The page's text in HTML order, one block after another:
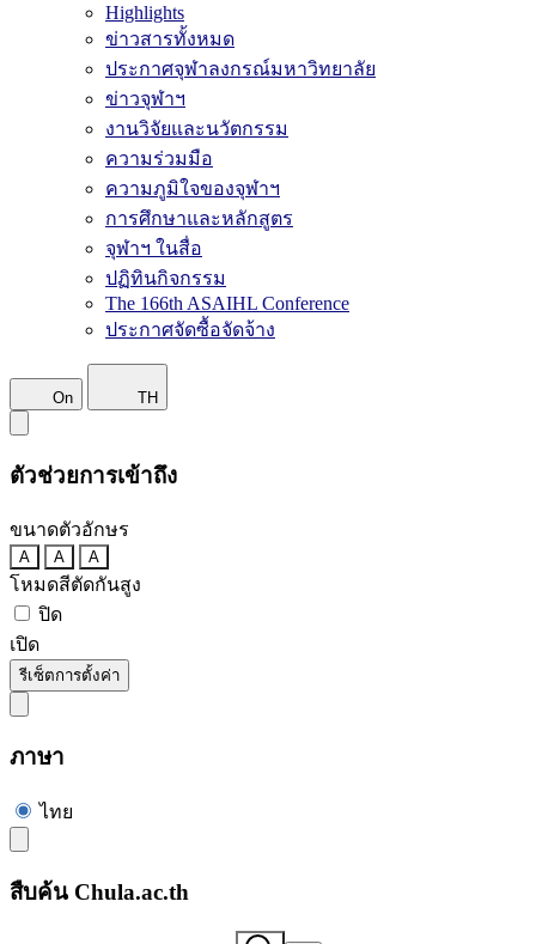
Highlights
ข่าวสารทั้งหมด
ประกาศจุฬาลงกรณ์มหาวิทยาลัย
ข่าวจุฬาฯ
งานวิจัยและนวัตกรรม
ความร่วมมือ
ความภูมิใจของจุฬาฯ
การศึกษาและหลักสูตร
จุฬาฯ ในสื่อ
ปฏิทินกิจกรรม
The 166th ASAIHL Conference
ประกาศจัดซื้อจัดจ้าง
On TH
ตัวช่วยการเข้าถึง
ขนาดตัวอักษร
A A A
โหมดสีตัดกันสูง
ปิด
เปิด
รีเซ็ตการตั้งค่า
ภาษา
ไทย
สืบค้น Chula.ac.th